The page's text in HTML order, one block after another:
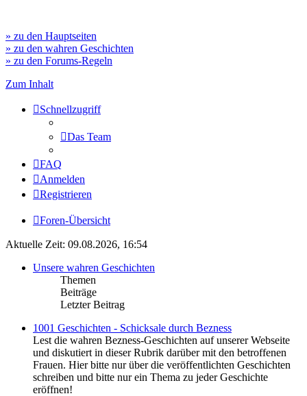
» zu den Hauptseiten
» zu den wahren Geschichten
» zu den Forums-Regeln
Zum Inhalt
Schnellzugriff
Das Team
FAQ
Anmelden
Registrieren
Foren-Übersicht
Aktuelle Zeit: 09.08.2026, 16:54
Unsere wahren Geschichten
Themen
Beiträge
Letzter Beitrag
1001 Geschichten - Schicksale durch Bezness
Lest die wahren Bezness-Geschichten auf unserer Webseite
und diskutiert in dieser Rubrik darüber mit den betroffenen
Frauen. Hier bitte nur über die veröffentlichten Geschichten
schreiben und bitte nur ein Thema zu jeder Geschichte
eröffnen!